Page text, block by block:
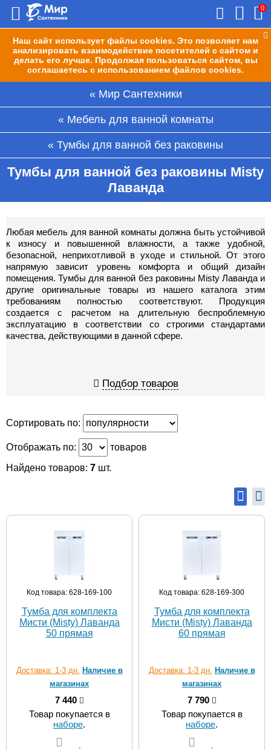
Наш сайт использует файлы cookies. Это позволяет нам
анализировать взаимодействие посетителей с сайтом и
делать его лучше. Продолжая пользоваться сайтом, вы
соглашаетесь с использованием файлов cookies.
0
Мир Сантехники
Мебель для ванной комнаты
Тумбы для ванной без раковины
Тумбы для ванной без раковины Misty
Лаванда
Любая мебель для ванной комнаты должна быть устойчивой
к износу и повышенной влажности, а также удобной,
безопасной, неприхотливой в уходе и стильной. От этого
напрямую зависит уровень комфорта и общий дизайн
помещения. Тумбы для ванной без раковины Misty Лаванда и
другие оригинальные товары из нашего каталога этим
требованиям полностью соответствуют. Продукция
создается с расчетом на длительную беспроблемную
эксплуатацию в соответствии со строгими стандартами
качества, действующими в данной сфере.
Подбор товаров
Сортировать по:
Отображать по:
товаров
Найдено товаров: 7 шт.
Код товара: 628-169-100
Тумба для комплекта
Мисти (Misty) Лаванда
50 прямая
Доставка: 1-3 дн. Наличие в
магазинах
7 440
Товар покупается в
наборе.
Код товара: 628-169-300
Тумба для комплекта
Мисти (Misty) Лаванда
60 прямая
Доставка: 1-3 дн. Наличие в
магазинах
7 790
Товар покупается в
наборе.